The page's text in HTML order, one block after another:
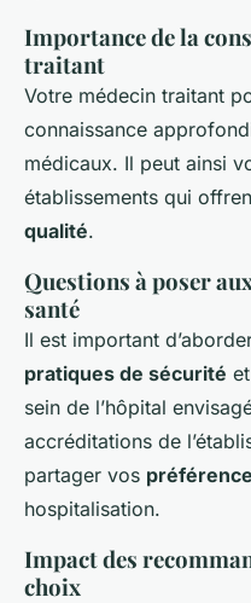
Importance de la
traitant
Votre médecin traitant
connaissance
médicaux. Il peut ainsi
établissements qui
qualité.
Questions à poser
santé
Il est important
pratiques de sécurité
sein de l’hôpital
accréditations de
partager vos
hospitalisation.
Impact des
choix